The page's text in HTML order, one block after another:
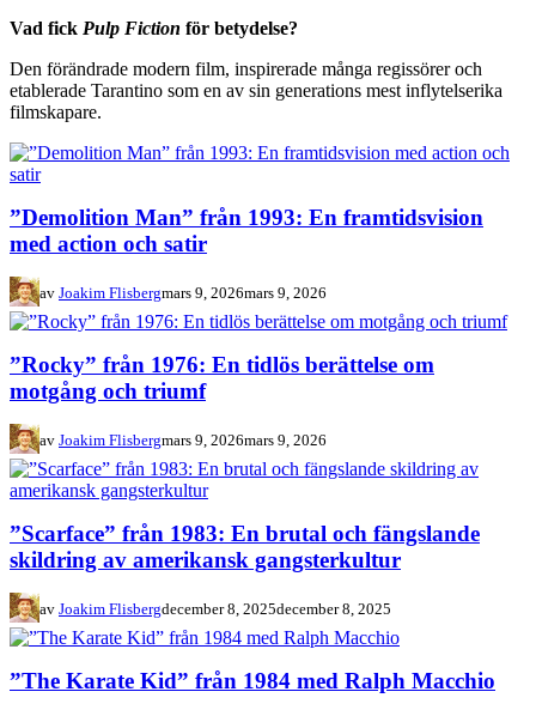
Vad fick Pulp Fiction för betydelse?
Den förändrade modern film, inspirerade många regissörer och
etablerade Tarantino som en av sin generations mest inflytelserika
filmskapare.
”Demolition Man” från 1993: En framtidsvision
med action och satir
av Joakim Flisbergmars 9, 2026mars 9, 2026
”Rocky” från 1976: En tidlös berättelse om
motgång och triumf
av Joakim Flisbergmars 9, 2026mars 9, 2026
”Scarface” från 1983: En brutal och fängslande
skildring av amerikansk gangsterkultur
av Joakim Flisbergdecember 8, 2025december 8, 2025
”The Karate Kid” från 1984 med Ralph Macchio